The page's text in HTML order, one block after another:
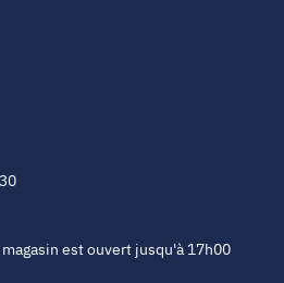
est ouvert jusqu'à 17h00